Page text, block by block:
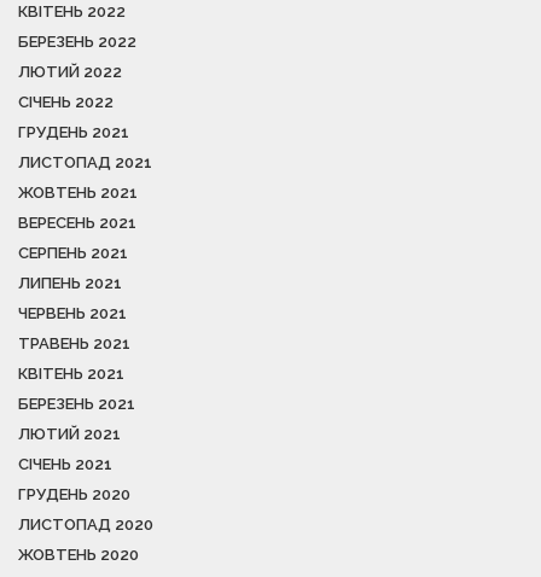
КВІТЕНЬ 2022
БЕРЕЗЕНЬ 2022
ЛЮТИЙ 2022
СІЧЕНЬ 2022
ГРУДЕНЬ 2021
ЛИСТОПАД 2021
ЖОВТЕНЬ 2021
ВЕРЕСЕНЬ 2021
СЕРПЕНЬ 2021
ЛИПЕНЬ 2021
ЧЕРВЕНЬ 2021
ТРАВЕНЬ 2021
КВІТЕНЬ 2021
БЕРЕЗЕНЬ 2021
ЛЮТИЙ 2021
СІЧЕНЬ 2021
ГРУДЕНЬ 2020
ЛИСТОПАД 2020
ЖОВТЕНЬ 2020